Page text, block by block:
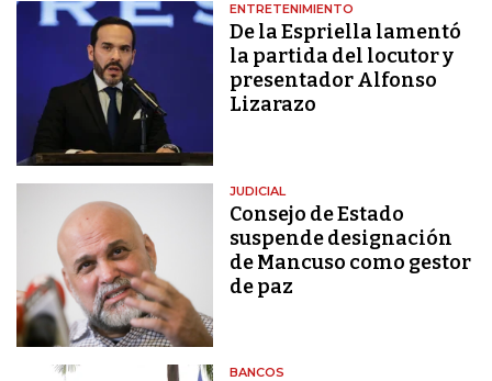
ENTRETENIMIENTO
De la Espriella lamentó
la partida del locutor y
presentador Alfonso
Lizarazo
JUDICIAL
Consejo de Estado
suspende designación
de Mancuso como gestor
de paz
BANCOS